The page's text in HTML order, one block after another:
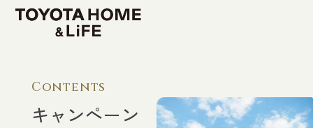
新築戸建
Contents
キャンペーン